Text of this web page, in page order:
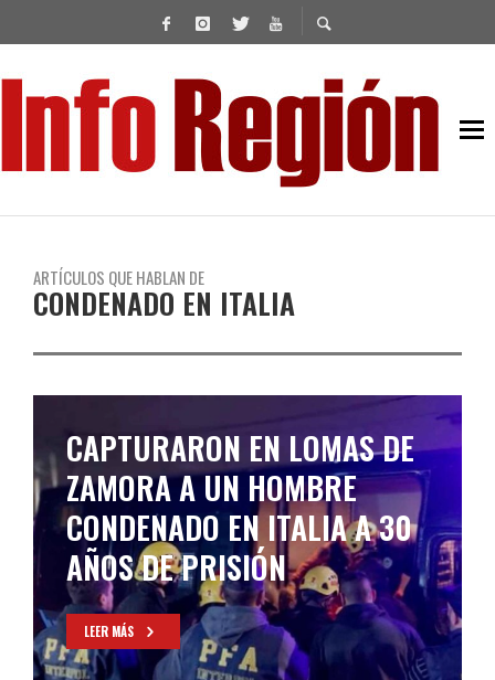
ARTÍCULOS QUE HABLAN DE
CONDENADO EN ITALIA
CAPTURARON EN LOMAS DE
ZAMORA A UN HOMBRE
CONDENADO EN ITALIA A 30
AÑOS DE PRISIÓN
LEER MÁS